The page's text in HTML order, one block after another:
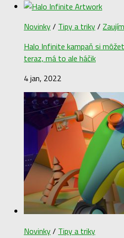
Novinky/ Tipy a triky/
Halo Infinite kampaň si
teraz, má to ale háčik
4 jan, 2022
Novinky/ Tipy a triky